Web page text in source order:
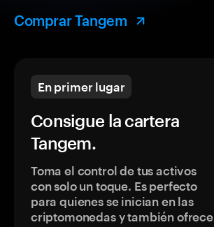
Comprar Tangem
En primer lugar
Consigue la cartera
Tangem.
Toma el control de tus activos
con solo un toque. Es perfecto
para quienes se inician en las
criptomonedas y también ofrece